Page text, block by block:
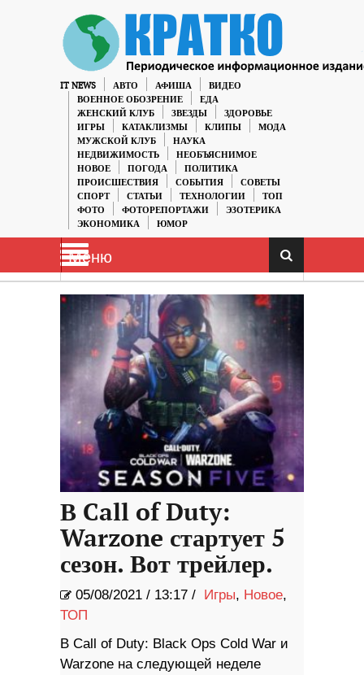
IT NEWS АВТО АФИША
ВИДЕО
ВОЕННОЕ ОБОЗРЕНИЕ
ЕДА
ЖЕНСКИЙ КЛУБ
ЗВЕЗДЫ
ЗДОРОВЬЕ
ИГРЫ
КАТАКЛИЗМЫ КЛИПЫ
МОДА
МУЖСКОЙ КЛУБ
НАУКА
НЕДВИЖИМОСТЬ
НЕОБЪЯСНИМОЕ
НОВОЕ
ПОГОДА
ПОЛИТИКА
ПРОИСШЕСТВИЯ
СОБЫТИЯ
СОВЕТЫ
СПОРТ
СТАТЬИ ТЕХНОЛОГИИ
ТОП
ФОТО
ФОТОРЕПОРТАЖИ
ЭЗОТЕРИКА
ЭКОНОМИКА
ЮМОР
Меню
В Call of Duty:
Warzone стартует 5
сезон. Вот трейлер.
05/08/2021 / 13:17 / Игры, Новое,
ТОП
В Call of Duty: Black Ops Cold War и
Warzone на следующей неделе